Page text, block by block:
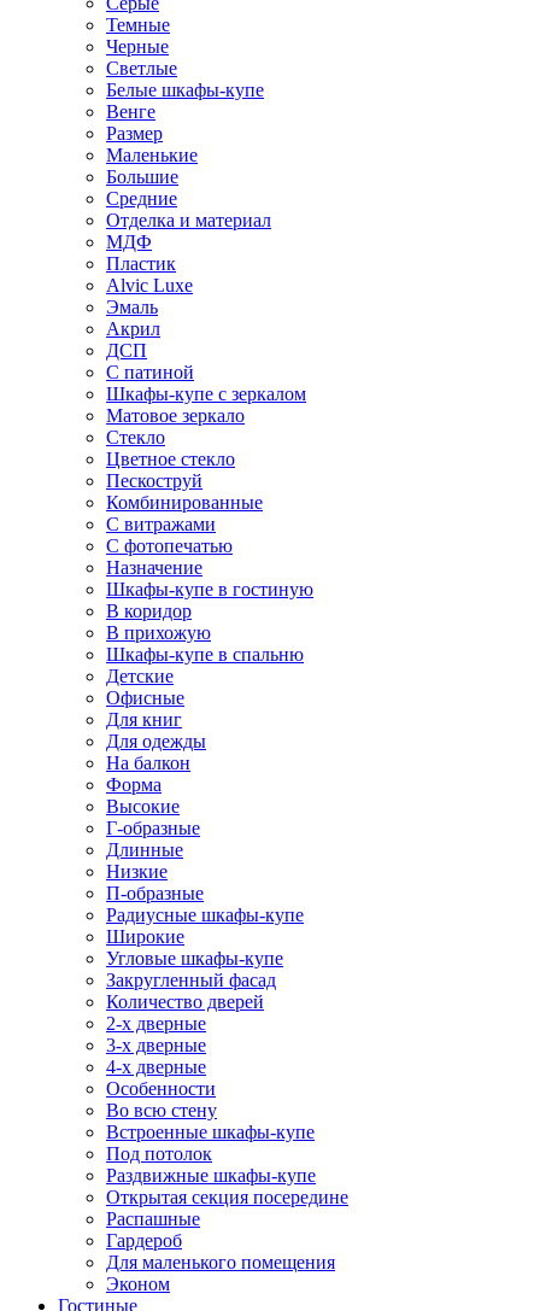
Темные
Черные
Светлые
Белые шкафы-купе
Венге
Размер
Маленькие
Большие
Средние
Отделка и материал
МДФ
Пластик
Alvic Luxe
Эмаль
Акрил
ДСП
С патиной
Шкафы-купе с зеркалом
Матовое зеркало
Стекло
Цветное стекло
Пескоструй
Комбинированные
С витражами
С фотопечатью
Назначение
Шкафы-купе в гостиную
В коридор
В прихожую
Шкафы-купе в спальню
Детские
Офисные
Для книг
Для одежды
На балкон
Форма
Высокие
Г-образные
Длинные
Низкие
П-образные
Радиусные шкафы-купе
Широкие
Угловые шкафы-купе
Закругленный фасад
Количество дверей
2-х дверные
3-х дверные
4-х дверные
Особенности
Во всю стену
Встроенные шкафы-купе
Под потолок
Раздвижные шкафы-купе
Открытая секция посередине
Распашные
Гардероб
Для маленького помещения
Эконом
Гостиные